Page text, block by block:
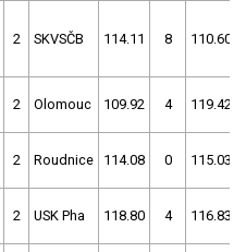
2 SKVSČB 114.11 8 110.60
2 Olomouc 109.92 4 119.42
2 Roudnice 114.08 0 115.03
2 USK Pha 118.80 4 116.83